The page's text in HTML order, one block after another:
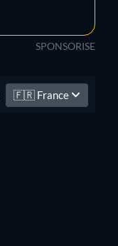
SPONSORISE
🇫🇷 France